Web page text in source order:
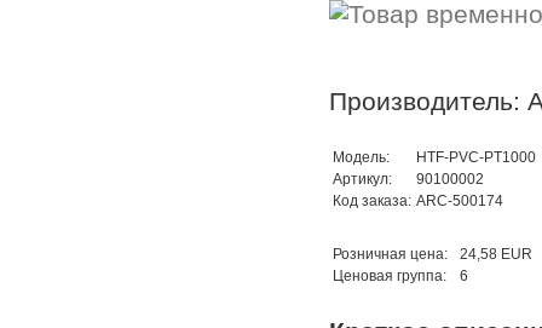
Производитель:
Модель:
HTF-PVC-PT1000
Артикул:
90100002
Код заказа: ARC-500174
Розничная цена:
24,58 EUR
Ценовая группа:
6